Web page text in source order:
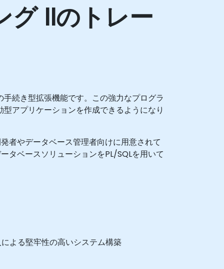
グ IIのトレー
き型拡張機能です。この強力なプログラ
アプリケーションを作成できるようになり
者やデータベース管理者向けに用意されて
タベースソリューションをPL/SQLを用いて
よる堅牢性の高いシステム構築